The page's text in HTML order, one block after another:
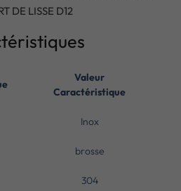
DE LISSE D12
Valeur
Caractéristique
Inox
brosse
304